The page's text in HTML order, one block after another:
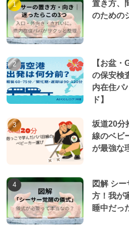
置き方、
のための
【お盆
の保安検
内在住パ
ド】
坂道20分
線のベビ
が最強な
図解 シ
方！我が
睡中だっ